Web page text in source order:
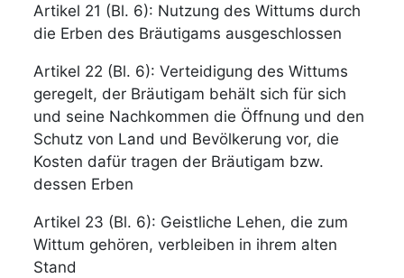
Artikel 21 (Bl. 6): Nutzung des Wittums durch
die Erben des Bräutigams ausgeschlossen
Artikel 22 (Bl. 6): Verteidigung des Wittums
geregelt, der Bräutigam behält sich für sich
und seine Nachkommen die Öffnung und den
Schutz von Land und Bevölkerung vor, die
Kosten dafür tragen der Bräutigam bzw.
dessen Erben
Artikel 23 (Bl. 6): Geistliche Lehen, die zum
Wittum gehören, verbleiben in ihrem alten
Stand